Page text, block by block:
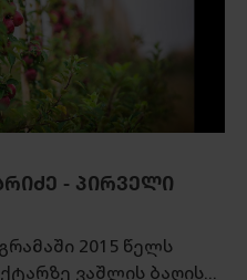
- ᲞᲘᲠᲕᲔᲚᲘ
2015 წელს
ვაშლის ბაღის...